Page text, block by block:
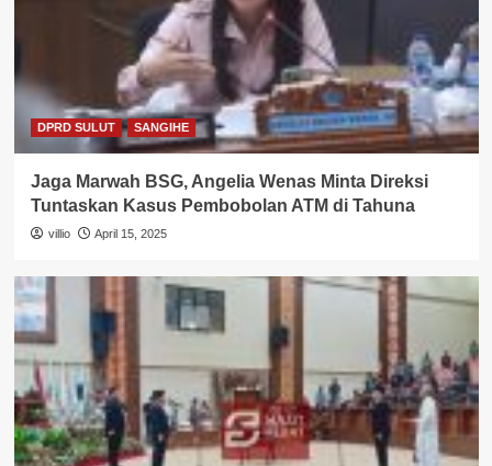
DPRD SULUT SANGIHE
Jaga Marwah BSG, Angelia Wenas Minta Direksi
Tuntaskan Kasus Pembobolan ATM di Tahuna
villio April 15, 2025